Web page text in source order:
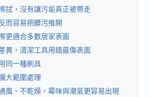
拭，沒有讓污垢真正被帶走
而容易把髒污推開
更適合多數居家表面
異，清潔工具用錯最傷表面
同一種刷具
大範圍處理
風、不乾燥，霉味與潮氣更容易出現